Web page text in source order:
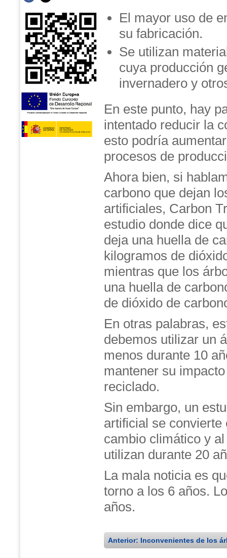
El mayor uso de
su fabricación.
Se utilizan
cuya producción
invernadero y
En este punto, hay
intentado reducir la
esto podría
procesos de
Ahora bien, si
carbono que dejan
artificiales, Carbon
estudio donde dice
deja una huella de
kilogramos de
mientras que los
una huella de
de dióxido de
En otras palabras,
debemos utilizar un
menos durante 10
mantener su
reciclado.
Sin embargo, un
artificial se
cambio climático y
utilizan durante 20
La mala noticia es
torno a los 6 años.
años.
Anterior: Inconvenientes de los